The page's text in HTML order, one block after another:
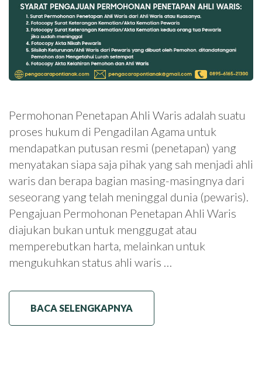
Permohonan Penetapan Ahli Waris adalah suatu
proses hukum di Pengadilan Agama untuk
mendapatkan putusan resmi (penetapan) yang
menyatakan siapa saja pihak yang sah menjadi ahli
waris dan berapa bagian masing-masingnya dari
seseorang yang telah meninggal dunia (pewaris).
Pengajuan Permohonan Penetapan Ahli Waris
diajukan bukan untuk menggugat atau
memperebutkan harta, melainkan untuk
mengukuhkan status ahli waris …
BACA SELENGKAPNYA